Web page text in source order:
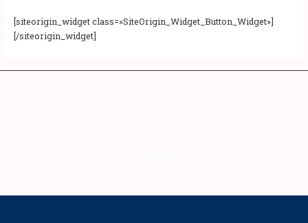
[siteorigin_widget class=»SiteOrigin_Widget_Button_Widget»]
[/siteorigin_widget]